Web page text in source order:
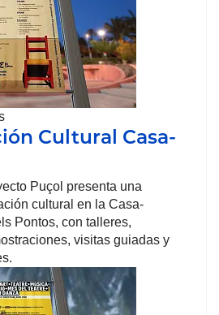
Cultural Casa-
Puçol presenta una
cultural en la Casa-
Pontos, con talleres,
visitas guiadas y